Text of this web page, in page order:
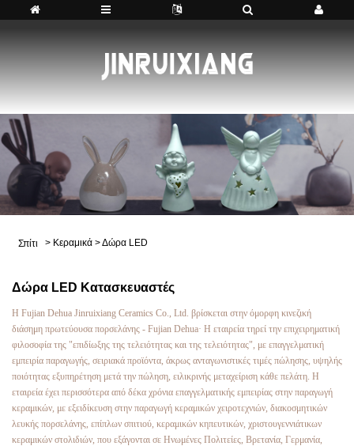
Σπίτι > Κεραμικά >Δώρα LED
Δώρα LED Κατασκευαστές
Η Fujian Dehua Jinruixiang Ceramics Co., Ltd. βρίσκεται στην όμορφη κινεζική
διάσημη πρωτεύουσα πορσελάνης - Fujian Dehua· Η εταιρεία τηρεί την επιχειρηματική
φιλοσοφία της "επιδίωξης της τελειότητας και της τελειότητας", με επαγγελματική
εμπειρία παραγωγής, σειριακά προϊόντα, άκρως ανταγωνιστικές τιμές πώλησης, υψηλής
ποιότητας εξυπηρέτηση μετά την πώληση, ειλικρινής μεταχείριση κάθε πελάτη. Η
εταιρεία έχει περισσότερα από δέκα χρόνια επαγγελματικής εμπειρίας στην παραγωγή
κεραμικών, με εξειδίκευση στην παραγωγή κεραμικών χειροτεχνιών, διακοσμητικών
λευκής πορσελάνης, επίπλων σπιτιού, κεραμικών κηπευτικών, χριστουγεννιάτικων
κεραμικών στολιδιών, που εξάγονται σε Ηνωμένες Πολιτείες, Βρετανία, Γερμανία,